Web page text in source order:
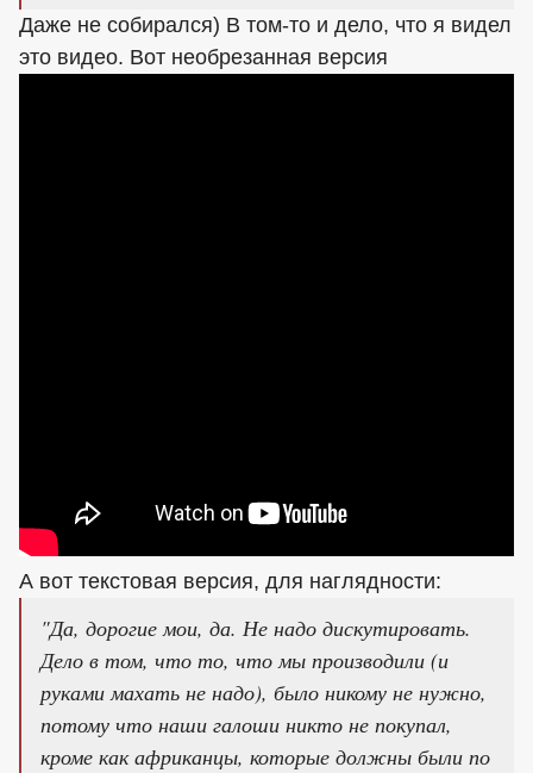
Даже не собирался) В том-то и дело, что я видел
это видео. Вот необрезанная версия
А вот текстовая версия, для наглядности:
"Да, дорогие мои, да. Не надо дискутировать.
Дело в том, что то, что мы производили (и
руками махать не надо), было никому не нужно,
потому что наши галоши никто не покупал,
кроме как африканцы, которые должны были по